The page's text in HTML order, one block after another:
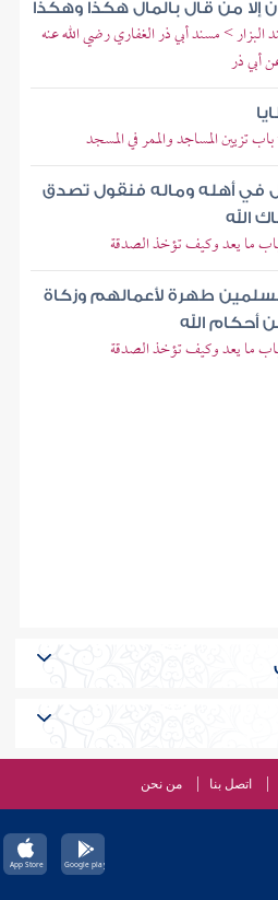
إلا من قال بالمال هكذا وهكذا
البزار > مسند أبي ذر الغفاري رضي الله عنه
أبي ذر
تزيين المساجد والممر في المسجد
في أهله وماله فنقول تصدق
الله
ما يعد وكيف تؤخذ الصدقة
طهرة لأعمالهم وزكاة
أحكام الله
ما يعد وكيف تؤخذ الصدقة
اتصل بنا من نحن